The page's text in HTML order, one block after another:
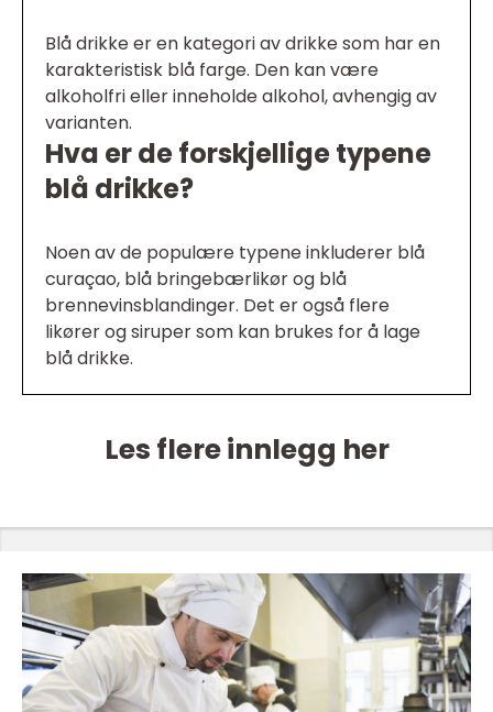
Blå drikke er en kategori av drikke som har en
karakteristisk blå farge. Den kan være
alkoholfri eller inneholde alkohol, avhengig av
varianten.
Hva er de forskjellige typene
blå drikke?
Noen av de populære typene inkluderer blå
curaçao, blå bringebærlikør og blå
brennevinsblandinger. Det er også flere
likører og siruper som kan brukes for å lage
blå drikke.
Les flere innlegg her